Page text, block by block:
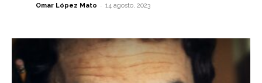
Omar López Mato - 14 agosto, 2023